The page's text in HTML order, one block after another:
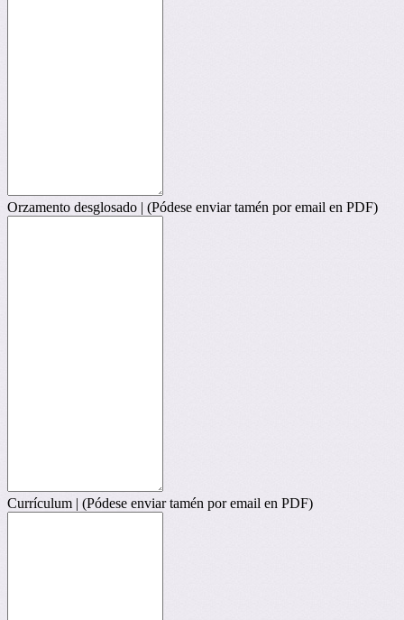
Orzamento desglosado | (Pódese enviar tamén por email en PDF)
Currículum | (Pódese enviar tamén por email en PDF)